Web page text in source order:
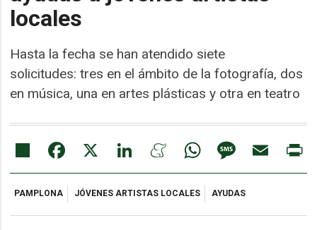
locales
Hasta la fecha se han atendido siete
solicitudes: tres en el ámbito de la fotografía, dos
en música, una en artes plásticas y otra en teatro
Share Facebook LinkedIn MeneameWhatsAppMessageEmail
PAMPLONA JÓVENES ARTISTAS LOCALES AYUDAS